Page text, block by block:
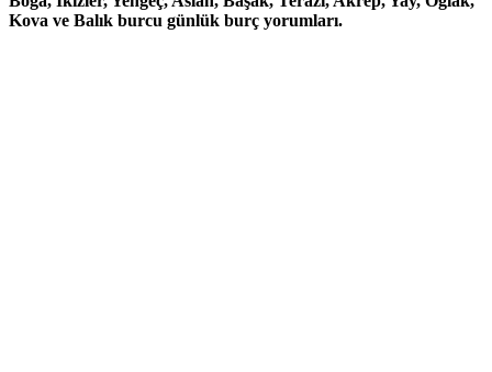
Kova ve Balık burcu günlük burç yorumları.